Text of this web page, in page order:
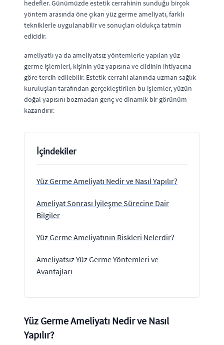
hedefler. Günümüzde estetik cerrahinin sunduğu birçok
yöntem arasında öne çıkan yüz germe ameliyatı, farklı
tekniklerle uygulanabilir ve sonuçları oldukça tatmin
edicidir.
ameliyatlı ya da ameliyatsız yöntemlerle yapılan yüz
germe işlemleri, kişinin yüz yapısına ve cildinin ihtiyacına
göre tercih edilebilir. Estetik cerrahi alanında uzman sağlık
kuruluşları tarafından gerçekleştirilen bu işlemler, yüzün
doğal yapısını bozmadan genç ve dinamik bir görünüm
kazandırır.
İçindekiler
Yüz Germe Ameliyatı Nedir ve Nasıl Yapılır?
Ameliyat Sonrası İyileşme Sürecine Dair
Bilgiler
Yüz Germe Ameliyatının Riskleri Nelerdir?
Ameliyatsız Yüz Germe Yöntemleri ve
Avantajları
Yüz Germe Ameliyatı Nedir ve Nasıl
Yapılır?